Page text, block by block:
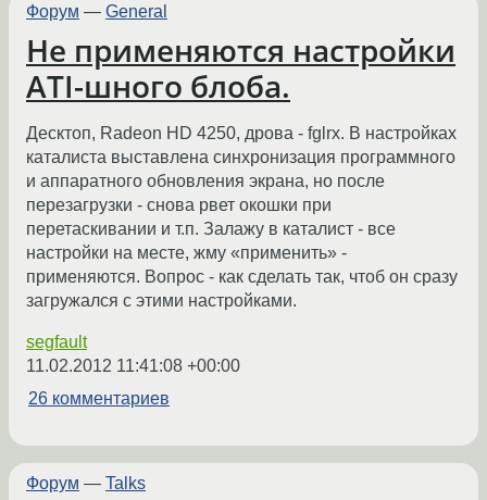
Форум — General
Не применяются настройки
ATI-шного блоба.
Десктоп, Radeon HD 4250, дрова - fglrx. В настройках
каталиста выставлена синхронизация программного
и аппаратного обновления экрана, но после
перезагрузки - снова рвет окошки при
перетаскивании и т.п. Залажу в каталист - все
настройки на месте, жму «применить» -
применяются. Вопрос - как сделать так, чтоб он сразу
загружался с этими настройками.
segfault
11.02.2012 11:41:08 +00:00
26 комментариев
Форум — Talks